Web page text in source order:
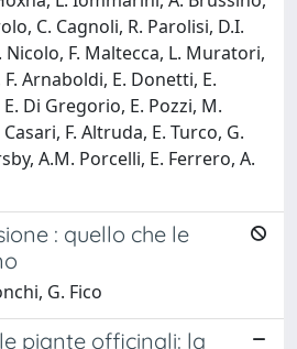
C. Cagnoli, R. Parolisi, D.I.
F. Maltecca, L. Muratori,
Arnaboldi, E. Donetti, E.
Di Gregorio, E. Pozzi, M.
F. Altruda, E. Turco, G.
A.M. Porcelli, E. Ferrero, A.
: quello che le
G. Fico
piante officinali: la